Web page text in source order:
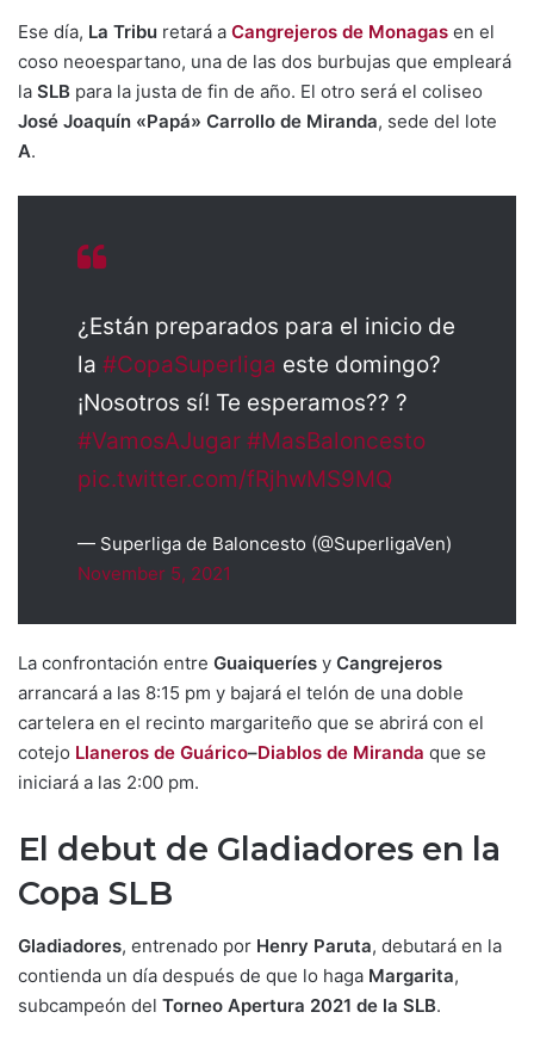
Ese día, La Tribu retará a Cangrejeros de Monagas en el
coso neoespartano, una de las dos burbujas que empleará
la SLB para la justa de fin de año. El otro será el coliseo
José Joaquín «Papá» Carrollo de Miranda, sede del lote
A.
¿Están preparados para el inicio de
la #CopaSuperliga este domingo?
¡Nosotros sí! Te esperamos?? ?
#VamosAJugar #MasBaloncesto
pic.twitter.com/fRjhwMS9MQ
— Superliga de Baloncesto (@SuperligaVen)
November 5, 2021
La confrontación entre Guaiqueríes y Cangrejeros
arrancará a las 8:15 pm y bajará el telón de una doble
cartelera en el recinto margariteño que se abrirá con el
cotejo Llaneros de Guárico–Diablos de Miranda que se
iniciará a las 2:00 pm.
El debut de Gladiadores en la
Copa SLB
Gladiadores, entrenado por Henry Paruta, debutará en la
contienda un día después de que lo haga Margarita,
subcampeón del Torneo Apertura 2021 de la SLB.